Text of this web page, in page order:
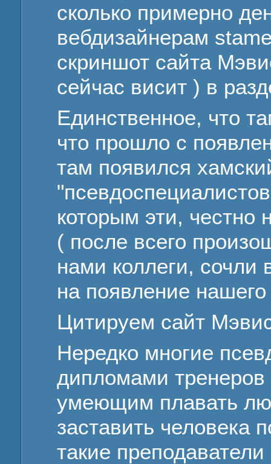
сколько примерно
вебдизайнерам
скриншот сайта
сейчас висит ) в
Единственное, что
что прошло с
там появился
которым эти, честно
( после всего
нами коллеги, сочли
на появление нашего
Цитируем сайт
Нередко многие
дипломами тренеров
умеющим плавать
заставить человека
такие